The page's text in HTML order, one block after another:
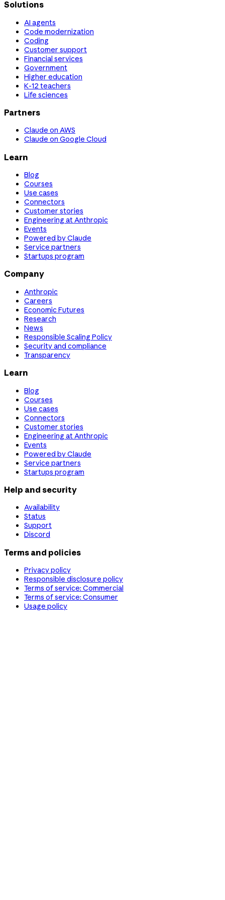
Solutions
AI agents
Code modernization
Coding
Customer support
Financial services
Government
Higher education
K-12 teachers
Life sciences
Partners
Claude on AWS
Claude on Google Cloud
Learn
Blog
Courses
Use cases
Connectors
Customer stories
Engineering at Anthropic
Events
Powered by Claude
Service partners
Startups program
Company
Anthropic
Careers
Economic Futures
Research
News
Responsible Scaling Policy
Security and compliance
Transparency
Learn
Blog
Courses
Use cases
Connectors
Customer stories
Engineering at Anthropic
Events
Powered by Claude
Service partners
Startups program
Help and security
Availability
Status
Support
Discord
Terms and policies
Privacy policy
Responsible disclosure policy
Terms of service: Commercial
Terms of service: Consumer
Usage policy